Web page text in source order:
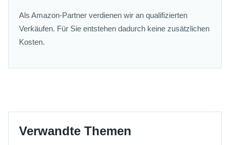
Als Amazon-Partner verdienen wir an qualifizierten
Verkäufen. Für Sie entstehen dadurch keine zusätzlichen
Kosten.
Verwandte Themen